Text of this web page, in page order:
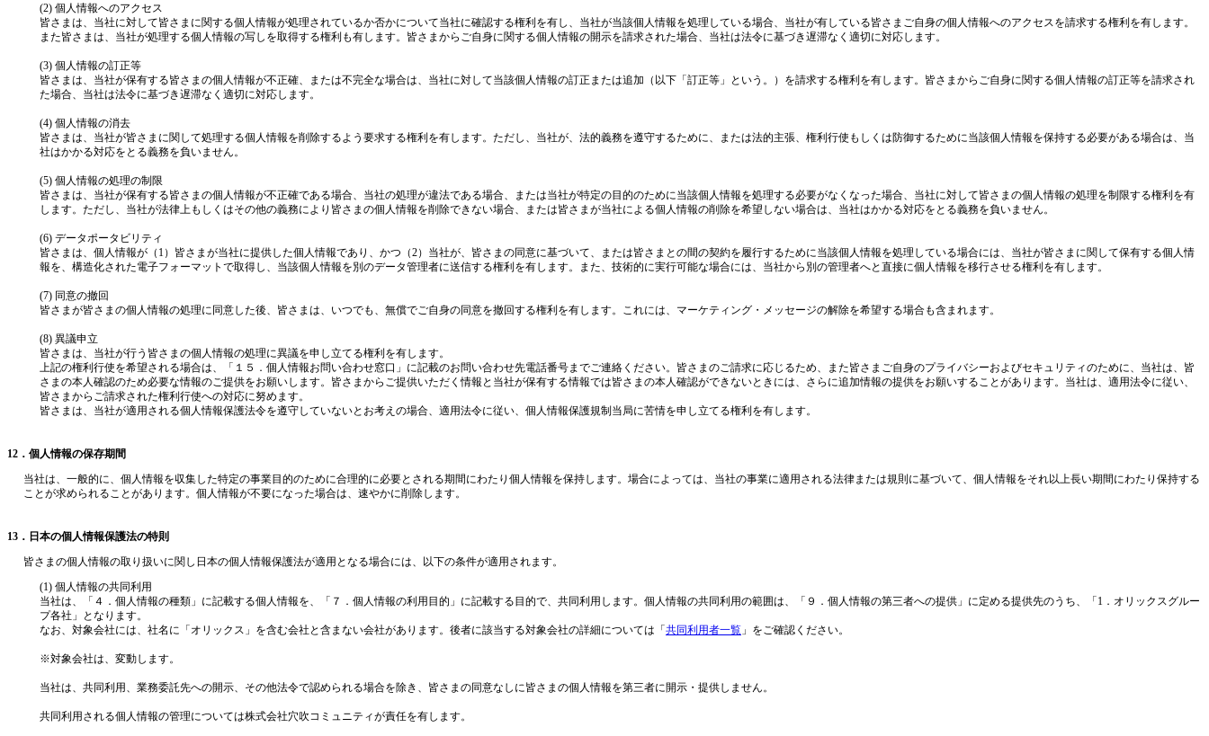
(2) 個人情報へのアクセス
皆さまは、当社に対して皆さまに関する個人情報が処理されているか否かについて当社に確認する権利を有し、当社が当該個人情報を処理している場合、当社が有している皆さまご自身の個人情報へのアクセスを請求する権利を有します。
また皆さまは、当社が処理する個人情報の写しを取得する権利も有します。皆さまからご自身に関する個人情報の開示を請求された場合、当社は法令に基づき遅滞なく適切に対応します。
(3) 個人情報の訂正等
皆さまは、当社が保有する皆さまの個人情報が不正確、または不完全な場合は、当社に対して当該個人情報の訂正または追加（以下「訂正等」という。）を請求する権利を有します。皆さまからご自身に関する個人情報の訂正等を請求され
た場合、当社は法令に基づき遅滞なく適切に対応します。
(4) 個人情報の消去
皆さまは、当社が皆さまに関して処理する個人情報を削除するよう要求する権利を有します。ただし、当社が、法的義務を遵守するために、または法的主張、権利行使もしくは防御するために当該個人情報を保持する必要がある場合は、当
社はかかる対応をとる義務を負いません。
(5) 個人情報の処理の制限
皆さまは、当社が保有する皆さまの個人情報が不正確である場合、当社の処理が違法である場合、または当社が特定の目的のために当該個人情報を処理する必要がなくなった場合、当社に対して皆さまの個人情報の処理を制限する権利を有
します。ただし、当社が法律上もしくはその他の義務により皆さまの個人情報を削除できない場合、または皆さまが当社による個人情報の削除を希望しない場合は、当社はかかる対応をとる義務を負いません。
(6) データポータビリティ
皆さまは、個人情報が（1）皆さまが当社に提供した個人情報であり、かつ（2）当社が、皆さまの同意に基づいて、または皆さまとの間の契約を履行するために当該個人情報を処理している場合には、当社が皆さまに関して保有する個人情
報を、構造化された電子フォーマットで取得し、当該個人情報を別のデータ管理者に送信する権利を有します。また、技術的に実行可能な場合には、当社から別の管理者へと直接に個人情報を移行させる権利を有します。
(7) 同意の撤回
皆さまが皆さまの個人情報の処理に同意した後、皆さまは、いつでも、無償でご自身の同意を撤回する権利を有します。これには、マーケティング・メッセージの解除を希望する場合も含まれます。
(8) 異議申立
皆さまは、当社が行う皆さまの個人情報の処理に異議を申し立てる権利を有します。
上記の権利行使を希望される場合は、「１５．個人情報お問い合わせ窓口」に記載のお問い合わせ先電話番号までご連絡ください。皆さまのご請求に応じるため、また皆さまご自身のプライバシーおよびセキュリティのために、当社は、皆
さまの本人確認のため必要な情報のご提供をお願いします。皆さまからご提供いただく情報と当社が保有する情報では皆さまの本人確認ができないときには、さらに追加情報の提供をお願いすることがあります。当社は、適用法令に従い、
皆さまからご請求された権利行使への対応に努めます。
皆さまは、当社が適用される個人情報保護法令を遵守していないとお考えの場合、適用法令に従い、個人情報保護規制当局に苦情を申し立てる権利を有します。
12．個人情報の保存期間
当社は、一般的に、個人情報を収集した特定の事業目的のために合理的に必要とされる期間にわたり個人情報を保持します。場合によっては、当社の事業に適用される法律または規則に基づいて、個人情報をそれ以上長い期間にわたり保持する
ことが求められることがあります。個人情報が不要になった場合は、速やかに削除します。
13．日本の個人情報保護法の特則
皆さまの個人情報の取り扱いに関し日本の個人情報保護法が適用となる場合には、以下の条件が適用されます。
(1) 個人情報の共同利用
当社は、「４．個人情報の種類」に記載する個人情報を、「７．個人情報の利用目的」に記載する目的で、共同利用します。個人情報の共同利用の範囲は、「９．個人情報の第三者への提供」に定める提供先のうち、「1．オリックスグルー
プ各社」となります。
なお、対象会社には、社名に「オリックス」を含む会社と含まない会社があります。後者に該当する対象会社の詳細については「 共同利用者一覧 」をご確認ください。
※対象会社は、変動します。
当社は、共同利用、業務委託先への開示、その他法令で認められる場合を除き、皆さまの同意なしに皆さまの個人情報を第三者に開示・提供しません。
共同利用される個人情報の管理については株式会社穴吹コミュニティが責任を有します。